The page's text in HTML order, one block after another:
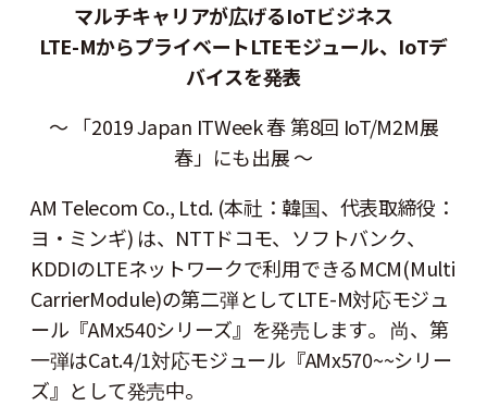
マルチキャリアが広げるIoTビジネス
LTE-MからプライベートLTEモジュール、 IoTデ
バイスを発表
～ 「2019 Japan ITWeek 春 第8回 IoT/M2M展
春」にも出展 ～
AM Telecom Co., Ltd. (本社：韓国、代表取締役：
ヨ・ミンギ) は、NTTドコモ、ソフトバンク、
KDDIのLTEネットワークで利用できるMCM(Multi
CarrierModule)の第二弾としてLTE-M対応モジュ
ール『AMx540シリーズ』を発売します。 尚、第
一弾はCat.4/1対応モジュール『AMx570~~シリー
ズ』として発売中。